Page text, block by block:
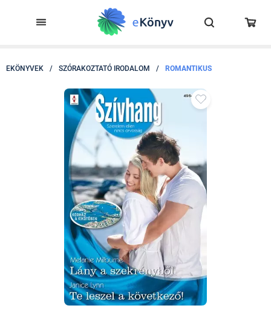
EKÖNYVEK / SZÓRAKOZTATÓ IRODALOM / ROMANTIKUS